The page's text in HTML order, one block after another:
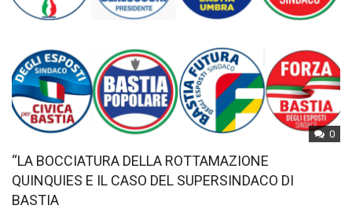
0
“LA BOCCIATURA DELLA ROTTAMAZIONE
QUINQUIES E IL CASO DEL SUPERSINDACO DI
BASTIA